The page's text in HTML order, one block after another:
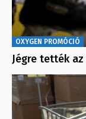
OXYGEN PROMÓCIÓ
Jégre tették